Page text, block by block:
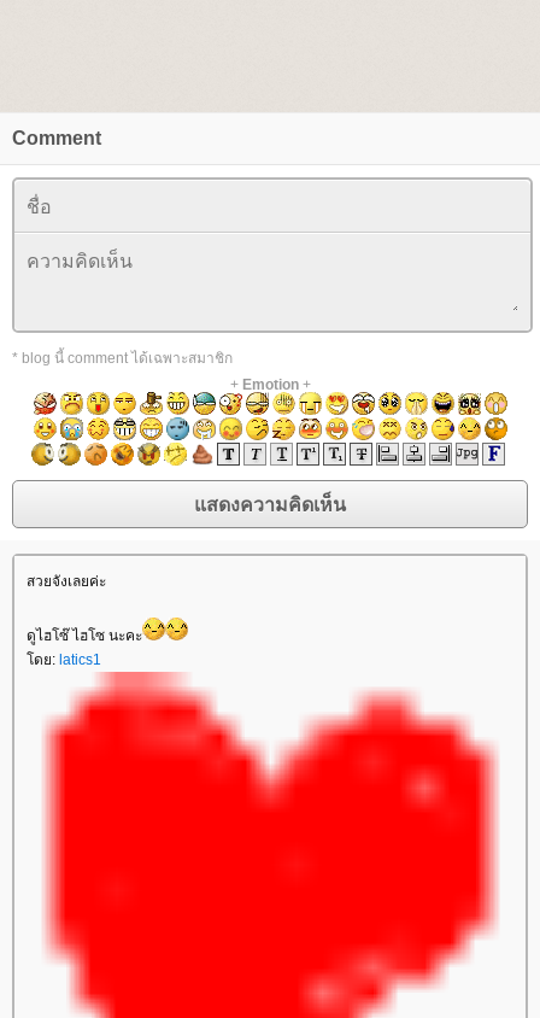
Comment
* blog นี้ comment ได้เฉพาะสมาชิก
+ Emotion+
สวยจังเลยค่ะ
ดูไฮโซ๊ ไฮโซ นะคะ
ดย: latics1